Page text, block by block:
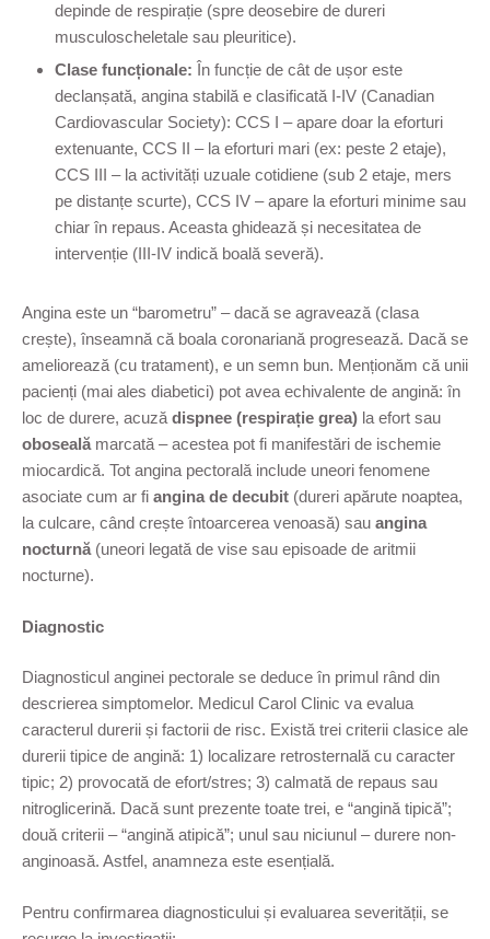
depinde de respirație (spre deosebire de dureri
musculoscheletale sau pleuritice).
Clase funcționale: În funcție de cât de ușor este
declanșată, angina stabilă e clasificată I-IV (Canadian
Cardiovascular Society): CCS I – apare doar la eforturi
extenuante, CCS II – la eforturi mari (ex: peste 2 etaje),
CCS III – la activități uzuale cotidiene (sub 2 etaje, mers
pe distanțe scurte), CCS IV – apare la eforturi minime sau
chiar în repaus. Aceasta ghidează și necesitatea de
intervenție (III-IV indică boală severă).
Angina este un “barometru” – dacă se agravează (clasa
crește), înseamnă că boala coronariană progresează. Dacă se
ameliorează (cu tratament), e un semn bun. Menționăm că unii
pacienți (mai ales diabetici) pot avea echivalente de angină: în
loc de durere, acuză dispnee (respirație grea) la efort sau
oboseală marcată – acestea pot fi manifestări de ischemie
miocardică. Tot angina pectorală include uneori fenomene
asociate cum ar fi angina de decubit (dureri apărute noaptea,
la culcare, când crește întoarcerea venoasă) sau angina
nocturnă (uneori legată de vise sau episoade de aritmii
nocturne).
Diagnostic
Diagnosticul anginei pectorale se deduce în primul rând din
descrierea simptomelor. Medicul Carol Clinic va evalua
caracterul durerii și factorii de risc. Există trei criterii clasice ale
durerii tipice de angină: 1) localizare retrosternală cu caracter
tipic; 2) provocată de efort/stres; 3) calmată de repaus sau
nitroglicerină. Dacă sunt prezente toate trei, e “angină tipică”;
două criterii – “angină atipică”; unul sau niciunul – durere non-
anginoasă. Astfel, anamneza este esențială.
Pentru confirmarea diagnosticului și evaluarea severității, se